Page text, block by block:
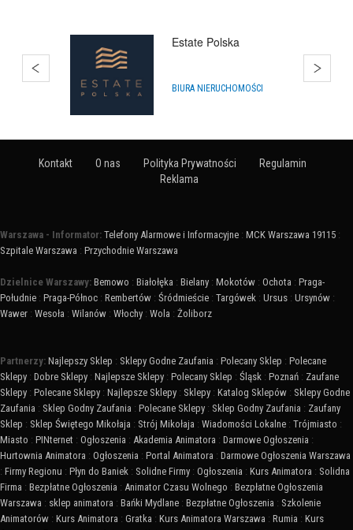
Estate Polska
BIURA NIERUCHOMOŚCI
Kontakt O nas Polityka Prywatności
Regulamin
Reklama
Warszawa - Informator: Telefony Alarmowe i Informacyjne : MCK Warszawa 19115 :
Szpitale Warszawa : Przychodnie Warszawa
Dzielnice Warszawy: Bemowo : Białołęka : Bielany : Mokotów : Ochota : Praga-
Południe : Praga-Północ : Rembertów : Śródmieście : Targówek : Ursus : Ursynów :
Wawer : Wesoła : Wilanów : Włochy : Wola : Żoliborz
Partnerzy: Najlepszy Sklep : Sklepy Godne Zaufania : Polecany Sklep : Polecane
Sklepy : Dobre Sklepy : Najlepsze Sklepy : Polecany Sklep : Śląsk : Poznań : Zaufane
Sklepy : Polecane Sklepy : Najlepsze Sklepy : Sklepy : Katalog Sklepów : Sklepy Godne
Zaufania : Sklep Godny Zaufania : Polecane Sklepy : Sklep Godny Zaufania : Zaufany
Sklep : Sklep Świętego Mikołaja : Strój Mikołaja : Wiadomości Lokalne : Trójmiasto :
Miasto : PINternet : Ogłoszenia : Akademia Animatora : Darmowe Ogłoszenia :
Hurtownia Animatora : Ogłoszenia : Portal Animatora : Darmowe Ogłoszenia Warszawa
: Firmy Regionu : Płyn do Baniek : Solidne Firmy : Ogłoszenia : Kurs Animatora : Solidna
Firma : Bezpłatne Ogłoszenia : Animator Czasu Wolnego : Bezpłatne Ogłoszenia
Warszawa : sklep animatora : Bańki Mydlane : Bezpłatne Ogłoszenia : Szkolenie
Animatorów : Kurs Animatora : Gratka : Kurs Animatora Warszawa : Rumia : Kurs